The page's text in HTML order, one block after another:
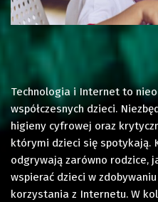
Technologia i Internet to
współczesnych dzieci.
higieny cyfrowej oraz
którymi dzieci się spotykają.
odgrywają zarówno rodzice,
wspierać dzieci w
korzystania z Internetu. W